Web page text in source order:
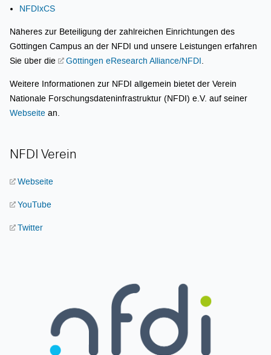
NFDIxCS
Näheres zur Beteiligung der zahlreichen Einrichtungen des
Göttingen Campus an der NFDI und unsere Leistungen erfahren
Sie über die
Göttingen eResearch Alliance/NFDI
Weitere Informationen zur NFDI allgemein bietet der Verein
Nationale Forschungsdateninfrastruktur (NFDI) e.V. auf seiner
Webseite an.
NFDI Verein
Webseite
YouTube
Twitter